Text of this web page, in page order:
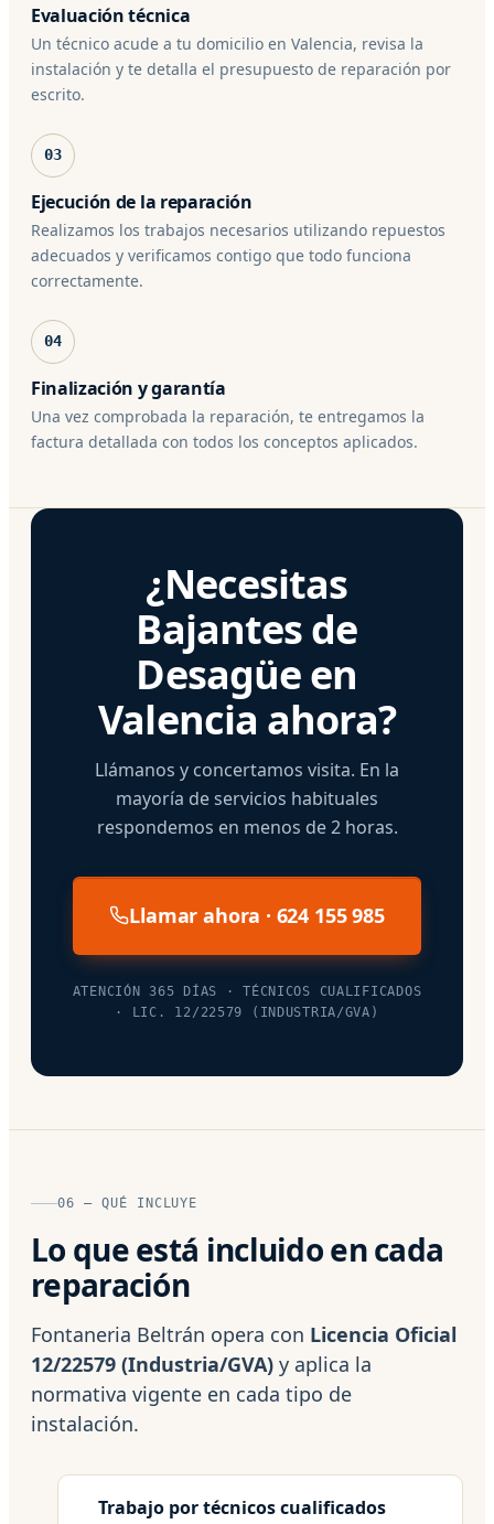
Evaluación técnica
Un técnico acude a tu domicilio en Valencia, revisa la
instalación y te detalla el presupuesto de reparación por
escrito.
03
Ejecución de la reparación
Realizamos los trabajos necesarios utilizando repuestos
adecuados y verificamos contigo que todo funciona
correctamente.
04
Finalización y garantía
Una vez comprobada la reparación, te entregamos la
factura detallada con todos los conceptos aplicados.
¿Necesitas
Bajantes de
Desagüe en
Valencia ahora?
Llámanos y concertamos visita. En la
mayoría de servicios habituales
respondemos en menos de 2 horas.
Llamar ahora · 624 155 985
ATENCIÓN 365 DÍAS · TÉCNICOS CUALIFICADOS
· LIC. 12/22579 (INDUSTRIA/GVA)
06 — QUÉ INCLUYE
Lo que está incluido en cada
reparación
Fontaneria Beltrán opera con Licencia Oficial
12/22579 (Industria/GVA) y aplica la
normativa vigente en cada tipo de
instalación.
Trabajo por técnicos cualificados